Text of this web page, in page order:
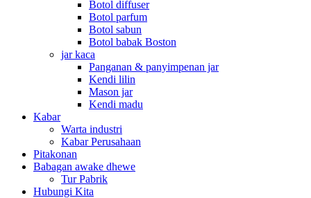
Botol diffuser
Botol parfum
Botol sabun
Botol babak Boston
jar kaca
Panganan & panyimpenan jar
Kendi lilin
Mason jar
Kendi madu
Kabar
Warta industri
Kabar Perusahaan
Pitakonan
Babagan awake dhewe
Tur Pabrik
Hubungi Kita